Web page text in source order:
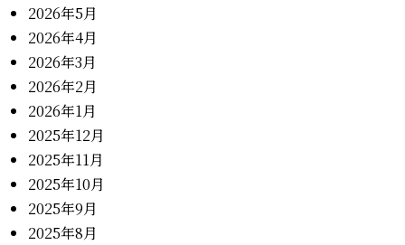
2026年5月
2026年4月
2026年3月
2026年2月
2026年1月
2025年12月
2025年11月
2025年10月
2025年9月
2025年8月